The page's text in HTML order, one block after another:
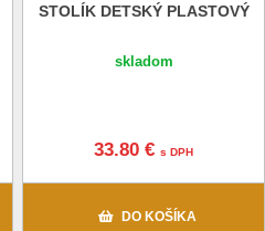
STOLÍK DETSKÝ PLASTOVÝ
skladom
33.80 €s DPH
DO KOŠÍKA